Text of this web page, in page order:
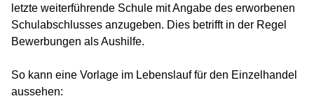
letzte weiterführende Schule mit Angabe des erworbenen
Schulabschlusses anzugeben. Dies betrifft in der Regel
Bewerbungen als Aushilfe.
So kann eine Vorlage im Lebenslauf für den Einzelhandel
aussehen: